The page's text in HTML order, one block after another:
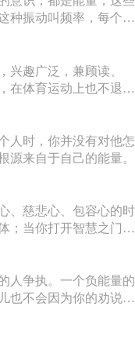
种振动叫频率，每个人
那您一定会吸引贫穷和
方法是：保持身体健
兴趣广泛，兼顾读、
在体育运动上也不退
人时，你并没有对他怎
源来自于自己的能量。
、慈悲心、包容心的时
；当你打开智慧之门，
人争执。一个负能量的
也不会因为你的劝说而